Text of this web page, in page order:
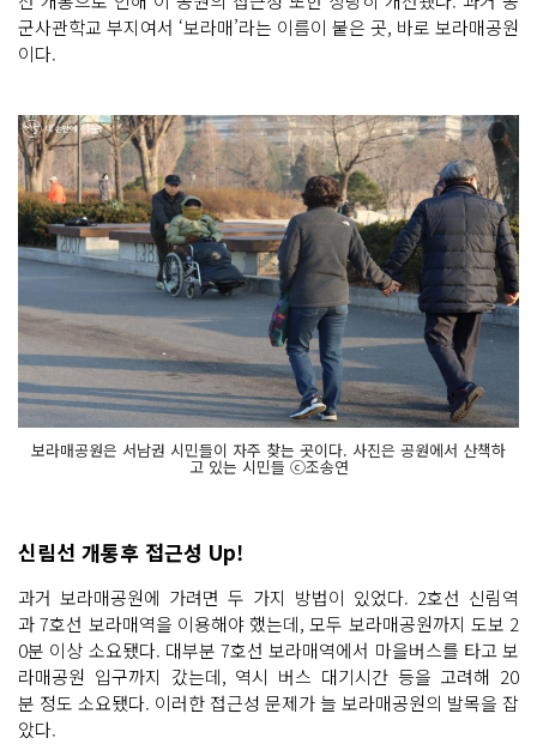
군사관학교 부지여서 ‘보라매’라는 이름이 붙은 곳, 바로 보라매공원
이다.
보라매공원은 서남권 시민들이 자주 찾는 곳이다. 사진은 공원에서 산책하
고 있는 시민들 ⓒ조송연
신림선 개통후 접근성 Up!
과거 보라매공원에 가려면 두 가지 방법이 있었다. 2호선 신림역
과 7호선 보라매역을 이용해야 했는데, 모두 보라매공원까지 도보 2
0분 이상 소요됐다. 대부분 7호선 보라매역에서 마을버스를 타고 보
라매공원 입구까지 갔는데, 역시 버스 대기시간 등을 고려해 20
분 정도 소요됐다. 이러한 접근성 문제가 늘 보라매공원의 발목을 잡
았다.